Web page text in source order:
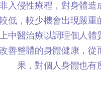
入侵性療程，對身體造
低，較少機會出現嚴重
中醫治療以調理個人體
改善整體的身體健康，從
果，對個人身體也有